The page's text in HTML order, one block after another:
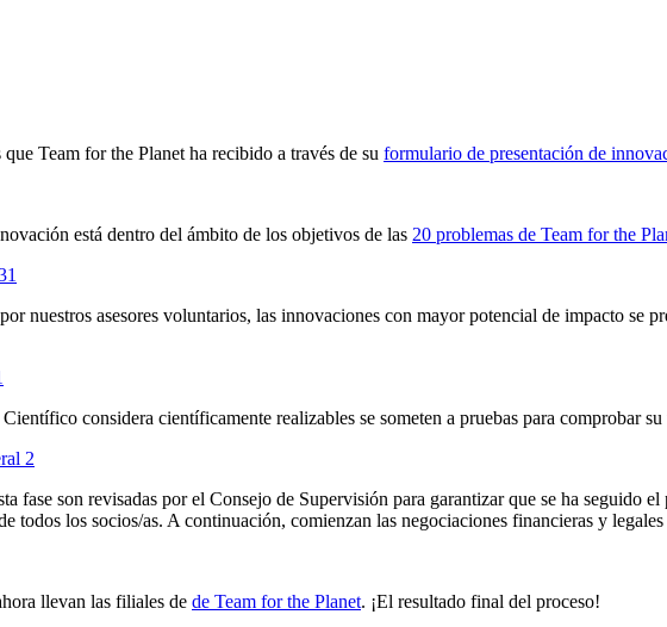
Team for the Planet ha recibido a través de su formulario de presentación de
está dentro del ámbito de los objetivos de las 20 problemas de Team for the
nuestros asesores voluntarios, las innovaciones con mayor potencial de impacto se
considera científicamente realizables se someten a pruebas para comprobar
2
fase son revisadas por el Consejo de Supervisión para garantizar que se ha seguido
todos los socios/as. A continuación, comienzan las negociaciones financieras y
llevan las filiales de de Team for the Planet. ¡El resultado final del proceso!